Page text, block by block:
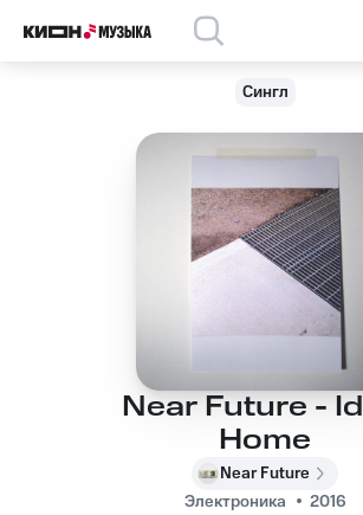
Сингл
Near Future -
Home
Near Future
Электроника
2016